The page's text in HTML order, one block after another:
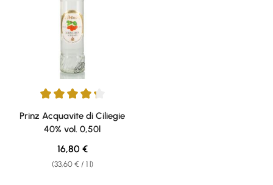
Average rating of 4.33 out of 5 stars
Prinz Acquavite di Ciliegie
40% vol. 0,50l
(33,60 € / 1 l)
Regular price:
16,80 €